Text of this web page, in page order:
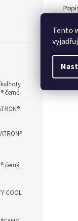
Tento
kalhoty
černé
černá
COOL